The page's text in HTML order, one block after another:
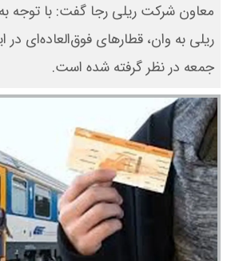
معاون شرکت ریلی رجا گفت: با توجه
ریلی به وان، قطارهای فوق‌العاده‌ای در
جمعه در نظر گرفته شده است.